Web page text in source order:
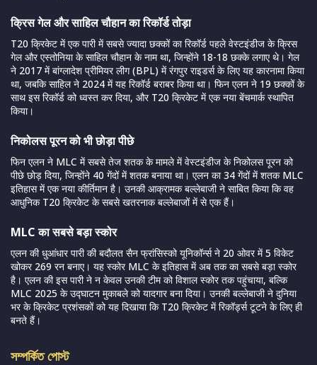
क्रिस गेल और साहिल चौहान का रिकॉर्ड तोड़ा
T20 क्रिकेट में एक पारी में सबसे ज्यादा छक्कों का रिकॉर्ड पहले वेस्टइंडीज के क्रिस
गेल और एस्तोनिया के साहिल चौहान के नाम था, जिन्होंने 18-18 छक्के लगाए थे। गेल
ने 2017 में बांग्लादेश प्रीमियर लीग (BPL) में रंगपुर राइडर्स के लिए यह कारनामा किया
था, जबकि साहिल ने 2024 में यह रिकॉर्ड बराबर किया था। फिन एलन ने 19 छक्कों के
साथ इस रिकॉर्ड को ध्वस्त कर दिया, और T20 क्रिकेट में एक नया बेंचमार्क स्थापित
किया।
निकोलस पूरन को भी छोड़ा पीछे
फिन एलन ने MLC में सबसे तेज शतक के मामले में वेस्टइंडीज के निकोलस पूरन को
पीछे छोड़ दिया, जिन्होंने 40 गेंदों में शतक बनाया था। एलन का 34 गेंदों में शतक MLC
इतिहास में एक नया कीर्तिमान है। उनकी आक्रामक बल्लेबाजी ने साबित किया कि वह
आधुनिक T20 क्रिकेट के सबसे खतरनाक बल्लेबाजों में से एक हैं।
MLC का सबसे बड़ा स्कोर
एलन की धुआंधार पारी की बदौलत सैन फ्रांसिस्को यूनिकॉर्न्स ने 20 ओवर में 5 विकेट
खोकर 269 रन बनाए। यह स्कोर MLC के इतिहास में अब तक का सबसे बड़ा स्कोर
है। एलन की इस पारी ने न केवल उनकी टीम को विशाल स्कोर तक पहुंचाया, बल्कि
MLC 2025 के उद्घाटन मुकाबले को यादगार बना दिया। उनकी बल्लेबाजी ने दुनिया
भर के क्रिकेट प्रशंसकों को यह दिखाया कि T20 क्रिकेट में रिकॉर्ड्स टूटने के लिए ही
बनते हैं।
সম্পর্কিত পোস্ট